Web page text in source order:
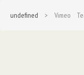
undefined > Vimeo